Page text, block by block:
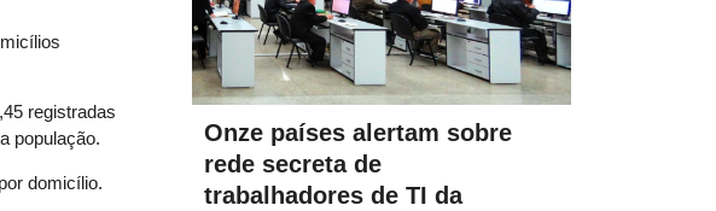
registradas
população.
domicílio.
Onze países alertam sobre
rede secreta de
trabalhadores de TI da